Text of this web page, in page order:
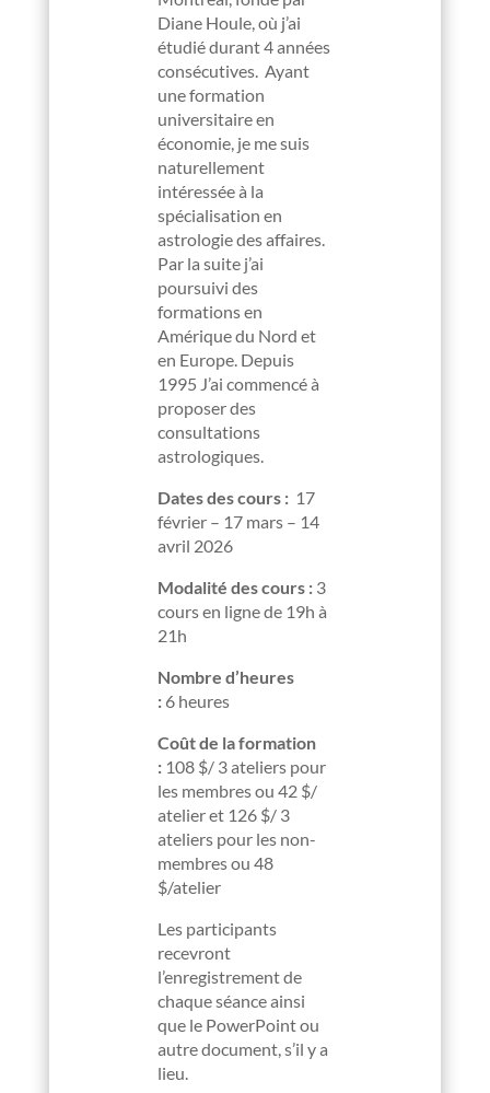
Diane Houle, où j’ai
étudié durant 4 années
consécutives. Ayant
une formation
universitaire en
économie, je me suis
naturellement
intéressée à la
spécialisation en
astrologie des affaires.
Par la suite j’ai
poursuivi des
formations en
Amérique du Nord et
en Europe. Depuis
1995 J’ai commencé à
proposer des
consultations
astrologiques.
Dates des cours : 17
février – 17 mars – 14
avril 2026
Modalité des cours : 3
cours en ligne de 19h à
21h
Nombre d’heures
: 6 heures
Coût de la formation
: 108 $/ 3 ateliers pour
les membres ou 42 $/
atelier et 126 $/ 3
ateliers pour les non-
membres ou 48
$/atelier
Les participants
recevront
l’enregistrement de
chaque séance ainsi
que le PowerPoint ou
autre document, s’il y a
lieu.